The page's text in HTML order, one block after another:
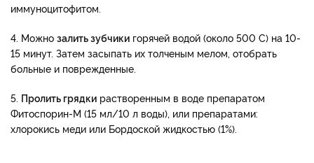
иммуноцитофитом.
4. Можно залить зубчики горячей водой (около 500 С) на 10-
15 минут. Затем засыпать их толченым мелом, отобрать
больные и поврежденные.
5. Пролить грядки растворенным в воде препаратом
Фитоспорин-М (15 мл/10 л воды), или препаратами:
хлорокись меди или Бордоской жидкостью (1%).